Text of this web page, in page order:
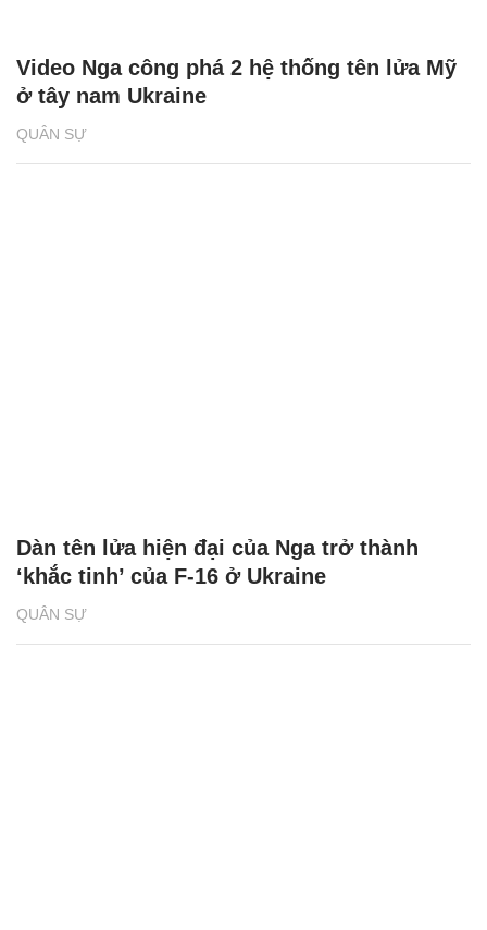
QUÂN SỰ
Video Nga công phá 2 hệ thống tên lửa Mỹ
ở tây nam Ukraine
QUÂN SỰ
Dàn tên lửa hiện đại của Nga trở thành
‘khắc tinh’ của F-16 ở Ukraine